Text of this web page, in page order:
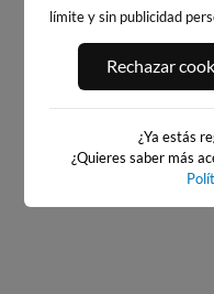
PORT ANDRATX
168km · Andratx
límite y sin publicidad
Rechazar
¿Ya estás
¿Quieres saber más